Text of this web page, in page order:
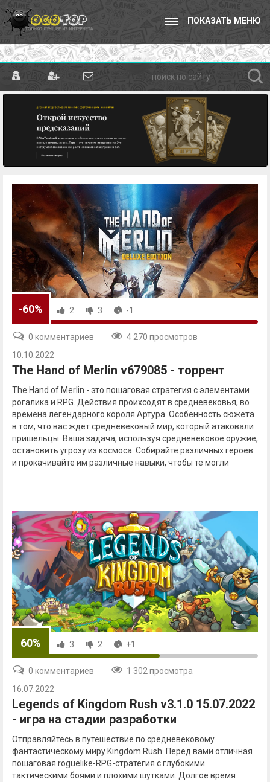
ПОКАЗАТЬ МЕНЮ
-60% 2 3 -1
0 комментариев
4 270 просмотров
10.10.2022
The Hand of Merlin v679085 - торрент
The Hand of Merlin - это пошаговая стратегия с элементами
рогалика и RPG. Действия проихсодят в средневековья, во
времена легендарного короля Артура. Особенность сюжета
в том, что вас ждет средневековый мир, который атаковали
пришельцы. Ваша задача, используя средневековое оружие,
остановить угрозу из космоса. Собирайте различных героев
и прокачивайте им различные навыки, чтобы те могли
60% 3 2 +1
0 комментариев
1 302 просмотра
16.07.2022
Legends of Kingdom Rush v3.1.0 15.07.2022
- игра на стадии разработки
Отправляйтесь в путешествие по средневековому
фантастическому миру Kingdom Rush. Перед вами отличная
пошаговая roguelike-RPG-стратегия с глубокими
тактическими боями и плохими шутками. Долгое время